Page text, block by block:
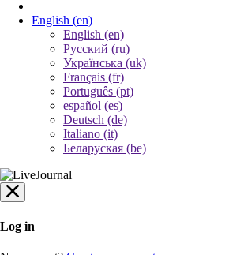
English (en)
English (en)
Русский (ru)
Українська (uk)
Français (fr)
Português (pt)
español (es)
Deutsch (de)
Italiano (it)
Беларуская (be)
Log in